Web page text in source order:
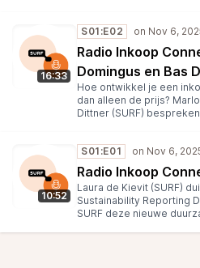
16:33
S01:E02
Radio Inkoop
Domingus en Bas
Hoe ontwikkel je een
dan alleen de prijs?
Dittner (SURF)
leggen uit hoe ze
inkooptool hebben
Privacy Shield) voor
10:52
S01:E01
Radio Inkoop
Laura de Kievit (SURF)
Sustainability Reporting
SURF deze nieuwe